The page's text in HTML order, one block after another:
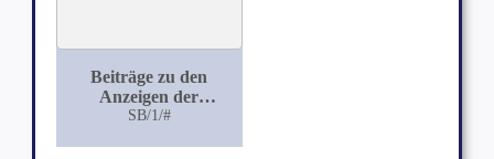
Beiträge zu den
Anzeigen der
Castration
SB/1/#